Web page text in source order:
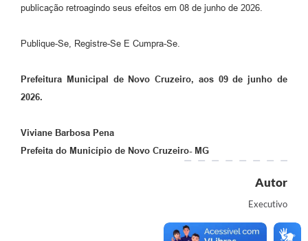
publicação retroagindo seus efeitos em 08 de junho de 2026.
Publique-Se, Registre-Se E Cumpra-Se.
Prefeitura Municipal de Novo Cruzeiro, aos 09 de junho de
2026.
Viviane Barbosa Pena
Prefeita do Município de Novo Cruzeiro- MG
Autor
Executivo